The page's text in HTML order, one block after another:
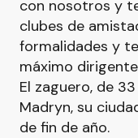
con nosotros y
clubes de
formalidades y
máximo
El zaguero, de
Madryn, su
de fin de año.